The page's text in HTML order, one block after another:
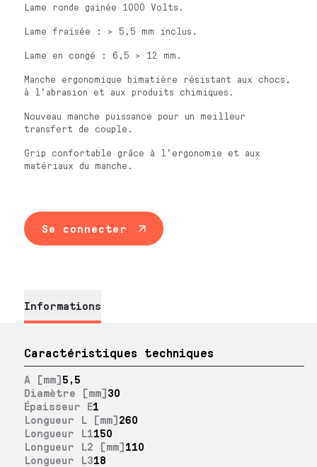
Lame ronde gainée 1000 Volts.
Lame fraisée : > 5,5 mm inclus.
Lame en congé : 6,5 > 12 mm.
Manche ergonomique bimatière résistant aux chocs,
à l'abrasion et aux produits chimiques.
Nouveau manche puissance pour un meilleur
transfert de couple.
Grip confortable grâce à l'ergonomie et aux
matériaux du manche.
Se connecter
Informations
Caractéristiques techniques
A [mm]5,5
Diamètre [mm]30
Épaisseur E1
Longueur L [mm]260
Longueur L1150
Longueur L2 [mm]110
Longueur L318